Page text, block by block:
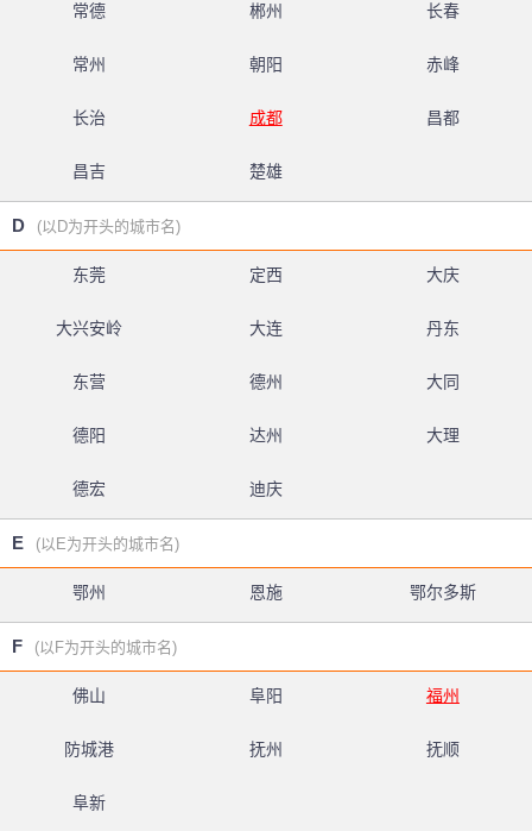
常德 郴州 长春
常州 朝阳 赤峰
长治 成都 昌都
昌吉 楚雄
D (以D为开头的城市名)
东莞 定西 大庆
大兴安岭 大连 丹东
东营 德州 大同
德阳 达州 大理
德宏 迪庆
E (以E为开头的城市名)
鄂州 恩施 鄂尔多斯
F (以F为开头的城市名)
佛山 阜阳 福州
防城港 抚州 抚顺
阜新